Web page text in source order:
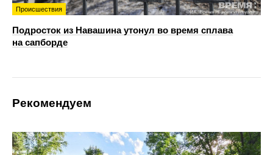
Происшествия
Подросток из Навашина утонул во время сплава
на сапборде
Рекомендуем